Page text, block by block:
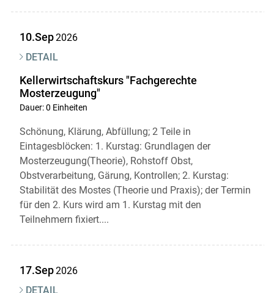
10.Sep2026
DETAIL
Kellerwirtschaftskurs "Fachgerechte
Mosterzeugung"
Dauer: 0 Einheiten
Schönung, Klärung, Abfüllung; 2 Teile in
Eintagesblöcken: 1. Kurstag: Grundlagen der
Mosterzeugung(Theorie), Rohstoff Obst,
Obstverarbeitung, Gärung, Kontrollen; 2. Kurstag:
Stabilität des Mostes (Theorie und Praxis); der Termin
für den 2. Kurs wird am 1. Kurstag mit den
Teilnehmern fixiert....
17.Sep2026
DETAIL